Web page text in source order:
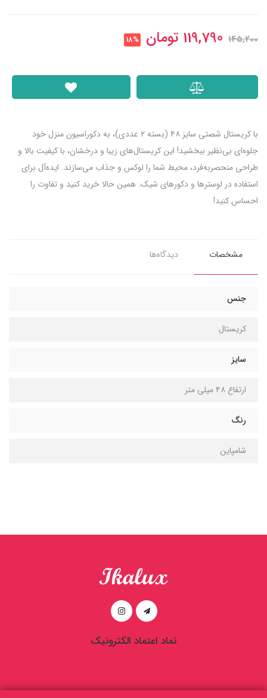
145,200
119,790 تومان 18%
با کریستال شصتی سایز ۴۸ (بسته ۲ عددی)، به دکوراسیون منزل خود
جلوه‌ای بی‌نظیر ببخشید! این کریستال‌های زیبا و درخشان، با کیفیت بالا و
طراحی منحصر‌به‌فرد، محیط شما را لوکس و جذاب می‌سازند. ایده‌آل برای
استفاده در لوسترها و دکورهای شیک. همین حالا خرید کنید و تفاوت را
احساس کنید!
مشخصات دیدگاه‌ها
جنس
کریستال
سایز
ارتفاع ۴۸ میلی متر
رنگ
شامپاین
نماد اعتماد الکترونیک